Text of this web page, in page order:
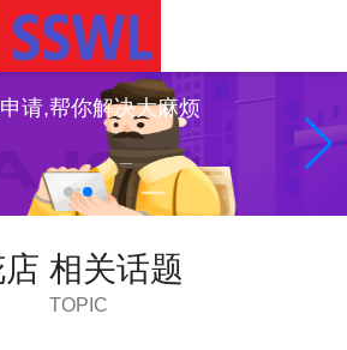
请,帮你解决大麻烦
相关话题
TOPIC